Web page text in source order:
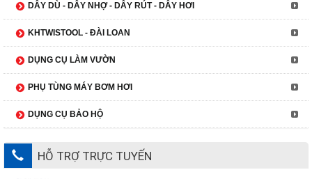
DÂY DÙ - DÂY NHỢ - DÂY RÚT - DÂY HƠI
KHTWISTOOL - ĐÀI LOAN
DỤNG CỤ LÀM VƯỜN
PHỤ TÙNG MÁY BƠM HƠI
DỤNG CỤ BẢO HỘ
HỖ TRỢ TRỰC TUYẾN